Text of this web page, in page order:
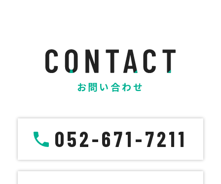
お問い合わせ
052-671-7211